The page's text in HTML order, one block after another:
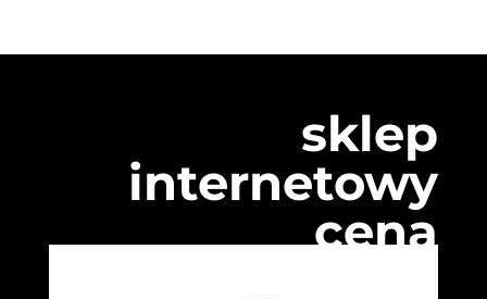
sklep
internetowy
cena